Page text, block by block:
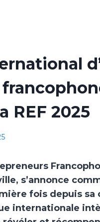
REF 2025
s’annonce
fois depuis
internationale